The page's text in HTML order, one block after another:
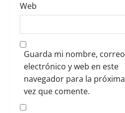
Web
Guarda mi nombre, correo
electrónico y web en este
navegador para la próxima
vez que comente.